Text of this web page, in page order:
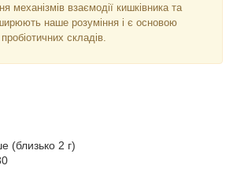
механізмів взаємодії кишківника та
наше розуміння і є основою
складів.
(близько 2 г)